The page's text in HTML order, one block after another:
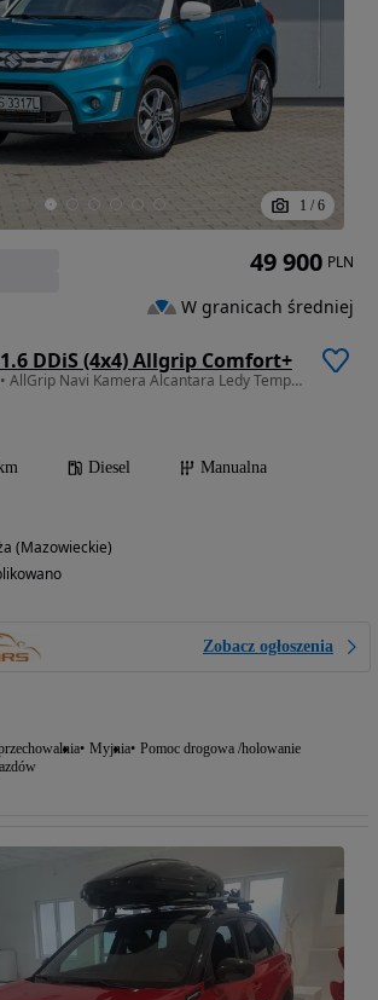
1 / 6
DDiS (4x4) Allgrip Comfort+
1598 cm3 • 120 KM • AllGrip Navi Kamera Alcantara Ledy Tempomat Serwis Gwarancja
Diesel
Manualna
(Mazowieckie)
Zobacz ogłoszenia
Myjnia Pomoc drogowa /holowanie
49 900 PLN
W granicach średniej